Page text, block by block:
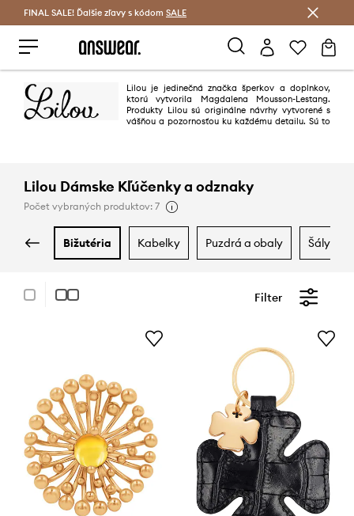
Šetrite s Answear Club >
FINAL SALE! Ďalšie zľavy s kódom SALE
Lilou je jedinečná značka šperkov a doplnkov,
ktorú vytvorila Magdalena Mousson-Lestang.
Produkty Lilou sú originálne návrhy vytvorené s
vášňou a pozornosťou ku každému detailu. Sú to
Lilou Dámske Kľúčenky a odznaky
Počet vybraných produktov: 7
bižutéria kabelky puzdrá a obaly šály a
Filter